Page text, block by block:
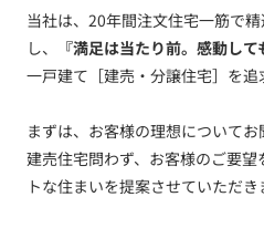
当社は、20年間注文住宅一筋で
し、
『満足は当たり前。感動して
一戸建て［建売・分譲住宅］を追
まずは、お客様の理想についてお
建売住宅問わず、お客様のご要
トな住まいを提案させていただき